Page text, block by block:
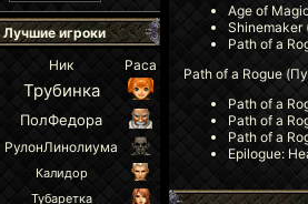
Лучшие игроки
Ник Раса
Трубинка
ПолФедора
РулонЛинолиума
Калидор
Тубаретка
Age of
Shinemaker
Path of a
Path of a Rogue
Path of a
Path of a
Path of a
Epilogue: